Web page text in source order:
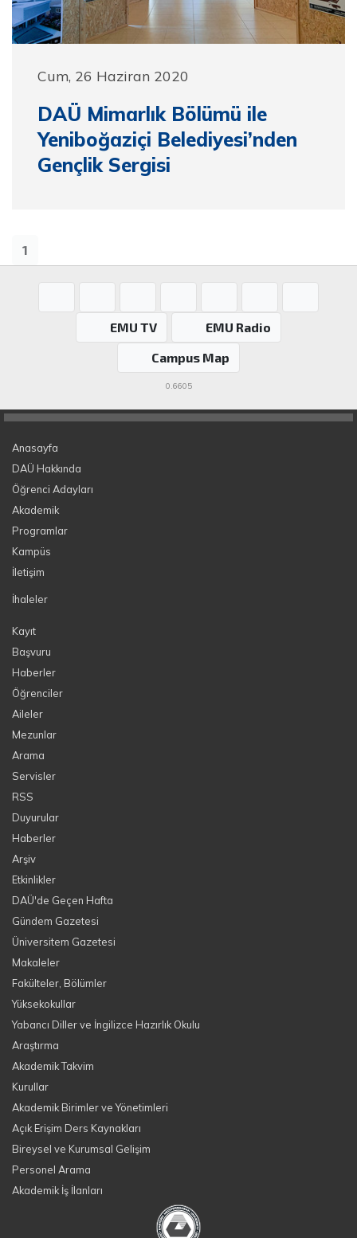
Cum, 26 Haziran 2020
DAÜ Mimarlık Bölümü ile
Yeniboğaziçi Belediyesi’nden
Gençlik Sergisi
1
EMU TV
EMU Radio
Campus Map
0.6605
Anasayfa
DAÜ Hakkında
Öğrenci Adayları
Akademik
Programlar
Kampüs
İletişim
İhaleler
Kayıt
Başvuru
Haberler
Öğrenciler
Aileler
Mezunlar
Arama
Servisler
RSS
Duyurular
Haberler
Arşiv
Etkinlikler
DAÜ'de Geçen Hafta
Gündem Gazetesi
Üniversitem Gazetesi
Makaleler
Fakülteler, Bölümler
Yüksekokullar
Yabancı Diller ve İngilizce Hazırlık Okulu
Araştırma
Akademik Takvim
Kurullar
Akademik Birimler ve Yönetimleri
Açık Erişim Ders Kaynakları
Bireysel ve Kurumsal Gelişim
Personel Arama
Akademik İş İlanları